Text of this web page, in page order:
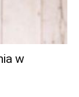
w